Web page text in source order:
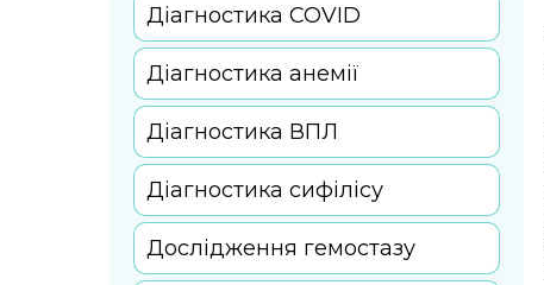
Діагностика COVID
Діагностика анемії
Діагностика ВПЛ
Діагностика сифілісу
Дослідження гемостазу